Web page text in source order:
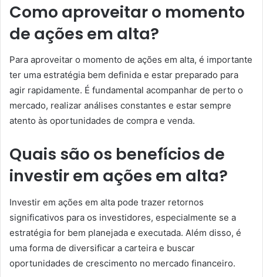
Como aproveitar o momento
de ações em alta?
Para aproveitar o momento de ações em alta, é importante
ter uma estratégia bem definida e estar preparado para
agir rapidamente. É fundamental acompanhar de perto o
mercado, realizar análises constantes e estar sempre
atento às oportunidades de compra e venda.
Quais são os benefícios de
investir em ações em alta?
Investir em ações em alta pode trazer retornos
significativos para os investidores, especialmente se a
estratégia for bem planejada e executada. Além disso, é
uma forma de diversificar a carteira e buscar
oportunidades de crescimento no mercado financeiro.